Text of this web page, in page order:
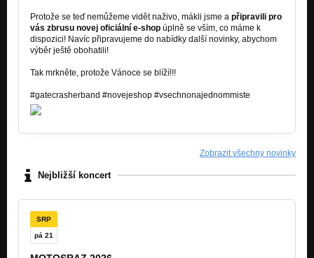
Protože se teď nemůžeme vidět naživo, mákli jsme a připravili pro
vás zbrusu novej oficiální e-shop úplně se vším, co máme k
dispozici! Navíc připravujeme do nabídky další novinky, abychom
výběr ještě obohatili!
Tak mrkněte, protože Vánoce se blíží!!!
#gatecrasherband #novejeshop #vsechnonajednommiste
Zobrazit všechny novinky
Nejbližší koncert
SRP
pá 21